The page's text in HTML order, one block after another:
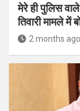
मेरे ही पुलिस
तिवारी मामले
2 months ago